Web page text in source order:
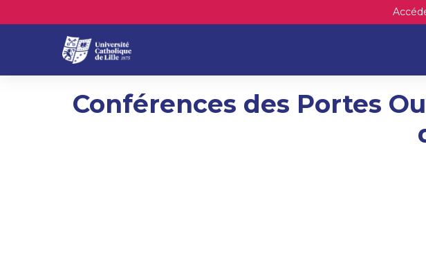
Conférences des Portes